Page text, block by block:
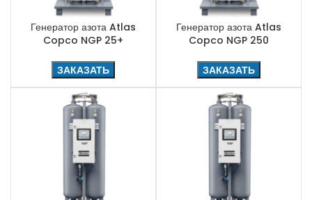
Генератор азота Atlas
Copco NGP 25+
ЗАКАЗАТЬ
Генератор азота Atlas
Copco NGP 250
ЗАКАЗАТЬ